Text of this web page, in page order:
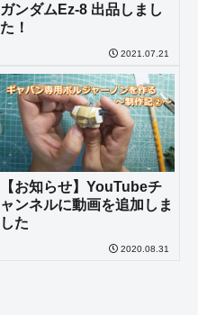
ガンダムEz-8 出品しまし
た！
2021.07.21
【お知らせ】YouTubeチ
ャンネルに動画を追加しま
した
2020.08.31